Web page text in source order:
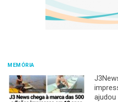
MEMÓRIA